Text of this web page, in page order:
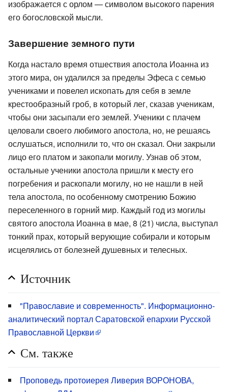
изображается с орлом — символом высокого парения
его богословской мысли.
Завершение земного пути
Когда настало время отшествия апостола Иоанна из
этого мира, он удалился за пределы Эфеса с семью
учениками и повелел ископать для себя в земле
крестообразный гроб, в который лег, сказав ученикам,
чтобы они засыпали его землей. Ученики с плачем
целовали своего любимого апостола, но, не решаясь
ослушаться, исполнили то, что он сказал. Они закрыли
лицо его платом и закопали могилу. Узнав об этом,
остальные ученики апостола пришли к месту его
погребения и раскопали могилу, но не нашли в ней
тела апостола, по особенному смотрению Божию
переселенного в горний мир. Каждый год из могилы
святого апостола Иоанна в мае, 8 (21) числа, выступал
тонкий прах, который верующие собирали и которым
исцелялись от болезней душевных и телесных.
Источник
"Православие и современность". Информационно-
аналитический портал Саратовской епархии Русской
Православной Церкви
См. также
Проповедь протоиерея Ливерия ВОРОНОВА,